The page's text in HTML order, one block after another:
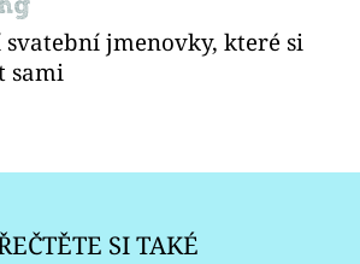
jmenovky, které si
sami
SI TAKÉ